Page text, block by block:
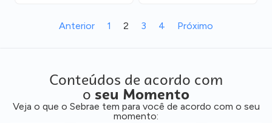
Anterior 1 2 3 4 Próximo
Conteúdos de acordo com
o seu Momento
Veja o que o Sebrae tem para você de acordo com o seu
momento: